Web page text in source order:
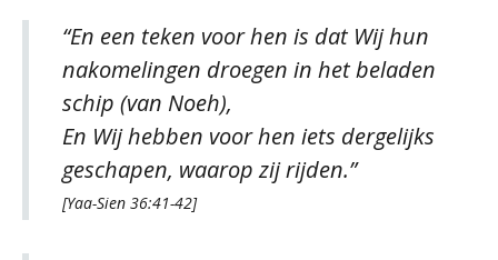
“En een teken voor hen is dat Wij hun
nakomelingen droegen in het beladen
schip (van Noeh),
En Wij hebben voor hen iets dergelijks
geschapen, waarop zij rijden.”
[Yaa-Sien 36:41-42]